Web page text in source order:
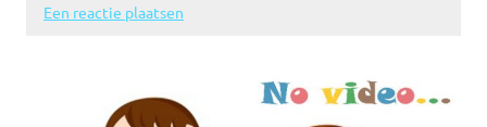
Een reactie plaatsen